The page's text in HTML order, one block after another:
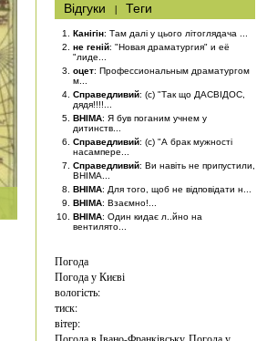
Відгуки | Теги
Канігін: Там далі у цього літоглядача ...
не геній: "Новая драматургия" и её
"лиде...
оцет: Профессиональным драматургом
м...
Справедливий: (с) "Так що ДАСВІДОС,
дядя!!!!...
BHIMA: Я був поганим учнем у
дитинств...
Справедливий: (с) "А брак мужності
насампере...
Справедливий: Ви навіть не припустили,
BHIMA...
BHIMA: Для того, щоб не відповідати н...
BHIMA: Взаємно!...
BHIMA: Один кидає л..йно на
вентилято...
Погода
Погода уКиєві
вологість:
тиск:
вітер: